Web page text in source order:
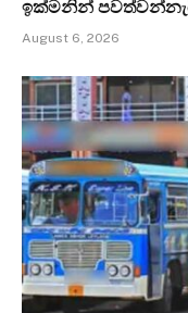
ඉක්මනින්
August 6, 2026